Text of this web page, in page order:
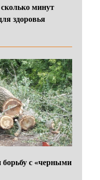
минут
здоровья
с «черными